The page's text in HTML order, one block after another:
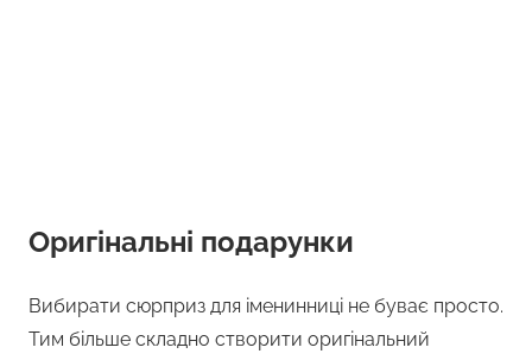
Оригінальні подарунки
Вибирати сюрприз для іменинниці не буває просто.
Тим більше складно створити оригінальний